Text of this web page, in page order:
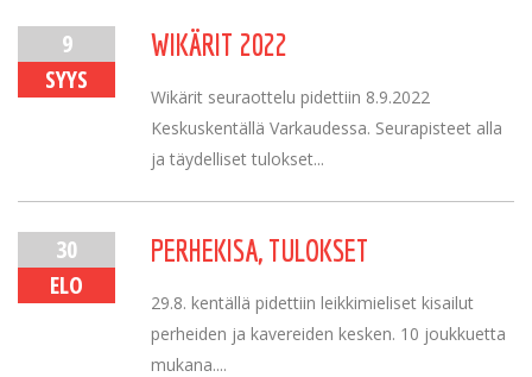
9
SYYS
WIKÄRIT 2022
Wikärit seuraottelu pidettiin 8.9.2022
Keskuskentällä Varkaudessa. Seurapisteet alla
ja täydelliset tulokset...
30
ELO
PERHEKISA, TULOKSET
29.8. kentällä pidettiin leikkimieliset kisailut
perheiden ja kavereiden kesken. 10 joukkuetta
mukana....